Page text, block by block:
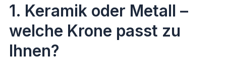
1. Keramik oder Metall –
welche Krone passt zu
Ihnen?